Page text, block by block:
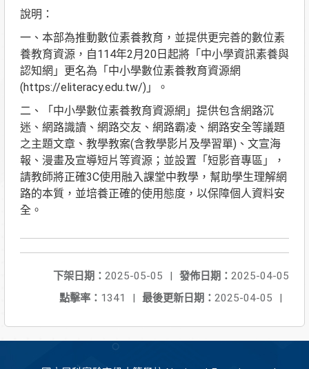
說明：
一、本部為推動數位素養教育，並提供更完善的數位素
養教育資源，自114年2月20日起將「中小學資訊素養與
認知網」更名為「中小學數位素養教育資源網
(https://eliteracy.edu.tw/)」。
二、「中小學數位素養教育資源網」提供包含網路沉
迷、網路識讀、網路交友、網路霸凌、網路安全等議題
之主題文章、教學教案(含教學影片及學習單)、文宣海
報、漫畫及宣導短片等資源；並設置「短影音專區」，
請教師將正確3C使用融入課堂中教學，幫助學生理解網
路的本質，並培養正確的使用態度，以保障個人資料安
全。
發佈日期： 2025-04-05
下架日期： 2025-05-05
|
最後更新日期： 2025-04-05 |
點擊率： 1341 |